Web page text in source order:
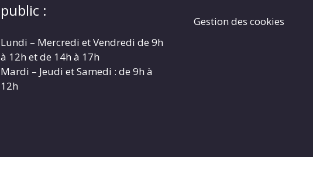
public :
Lundi – Mercredi et Vendredi de 9h
à 12h et de 14h à 17h
Mardi – Jeudi et Samedi : de 9h à
12h
Gestion des cookies